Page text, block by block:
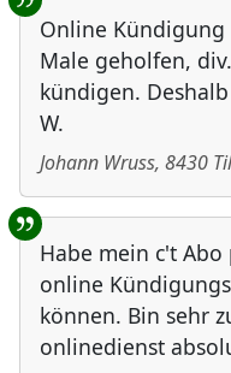
Online
Male geholfen,
kündigen.
W.
Johann Wruss, 8430
Habe mein c't
online
können. Bin sehr
onlinedienst